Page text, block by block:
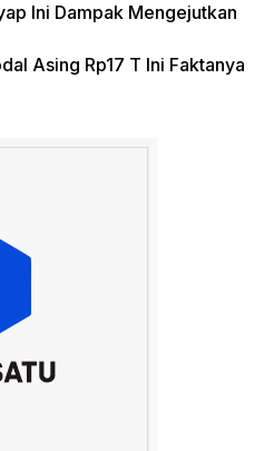
Ini Dampak Mengejutkan
Asing Rp17 T Ini Faktanya